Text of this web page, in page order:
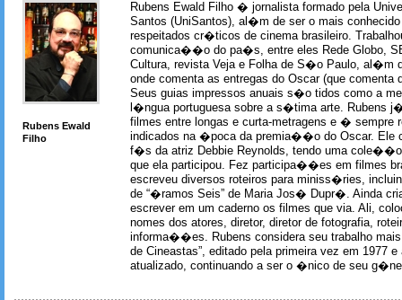
Rubens Ewald
Filho
Rubens Ewald Filho � jornalista formado pela
Santos (UniSantos), al�m de ser o mais
respeitados cr�ticos de cinema brasileiro.
comunica��o do pa�s, entre eles Rede Globo,
Cultura, revista Veja e Folha de S�o Paulo, al�m
onde comenta as entregas do Oscar (que comenta
Seus guias impressos anuais s�o tidos como a
l�ngua portuguesa sobre a s�tima arte. Rubens
filmes entre longas e curta-metragens e � sempre
indicados na �poca da premia��o do Oscar. Ele
f�s da atriz Debbie Reynolds, tendo uma
que ela participou. Fez participa��es em filmes
escreveu diversos roteiros para miniss�ries,
de “�ramos Seis” de Maria Jos� Dupr�. Ainda
escrever em um caderno os filmes que via. Ali,
nomes dos atores, diretor, diretor de fotografia,
informa��es. Rubens considera seu trabalho
de Cineastas”, editado pela primeira vez em 1977 e
atualizado, continuando a ser o �nico de seu